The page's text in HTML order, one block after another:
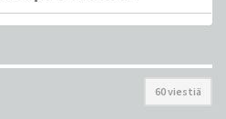
60 viestiä